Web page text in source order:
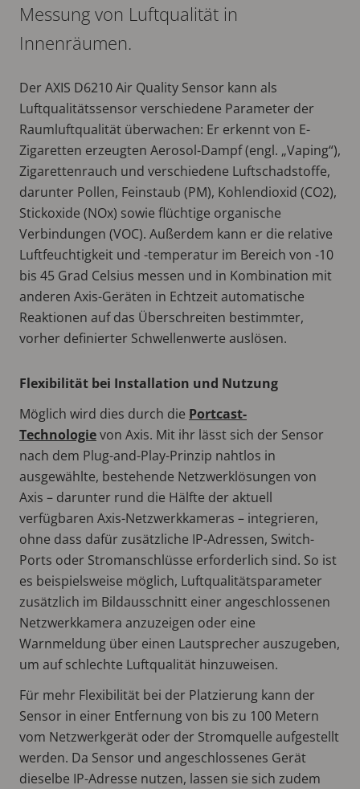
Messung von Luftqualität in
Innenräumen.
Der AXIS D6210 Air Quality Sensor kann als
Luftqualitätssensor verschiedene Parameter der
Raumluftqualität überwachen: Er erkennt von E-
Zigaretten erzeugten Aerosol-Dampf (engl. „Vaping“),
Zigarettenrauch und verschiedene Luftschadstoffe,
darunter Pollen, Feinstaub (PM), Kohlendioxid (CO2),
Stickoxide (NOx) sowie flüchtige organische
Verbindungen (VOC). Außerdem kann er die relative
Luftfeuchtigkeit und -temperatur im Bereich von -10
bis 45 Grad Celsius messen und in Kombination mit
anderen Axis-Geräten in Echtzeit automatische
Reaktionen auf das Überschreiten bestimmter,
vorher definierter Schwellenwerte auslösen.
Flexibilität bei Installation und Nutzung
Möglich wird dies durch die Portcast-
Technologievon Axis. Mit ihr lässt sich der Sensor
nach dem Plug-and-Play-Prinzip nahtlos in
ausgewählte, bestehende Netzwerklösungen von
Axis – darunter rund die Hälfte der aktuell
verfügbaren Axis-Netzwerkkameras – integrieren,
ohne dass dafür zusätzliche IP-Adressen, Switch-
Ports oder Stromanschlüsse erforderlich sind. So ist
es beispielsweise möglich, Luftqualitätsparameter
zusätzlich im Bildausschnitt einer angeschlossenen
Netzwerkkamera anzuzeigen oder eine
Warnmeldung über einen Lautsprecher auszugeben,
um auf schlechte Luftqualität hinzuweisen.
Für mehr Flexibilität bei der Platzierung kann der
Sensor in einer Entfernung von bis zu 100 Metern
vom Netzwerkgerät oder der Stromquelle aufgestellt
werden. Da Sensor und angeschlossenes Gerät
dieselbe IP-Adresse nutzen, lassen sie sich zudem